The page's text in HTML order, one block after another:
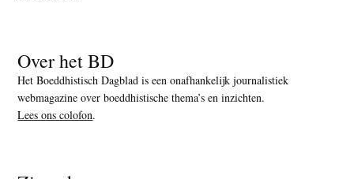
Over het BD
Het Boeddhistisch Dagblad is een onafhankelijk journalistiek
webmagazine over boeddhistische thema’s en inzichten.
Lees ons colofon.